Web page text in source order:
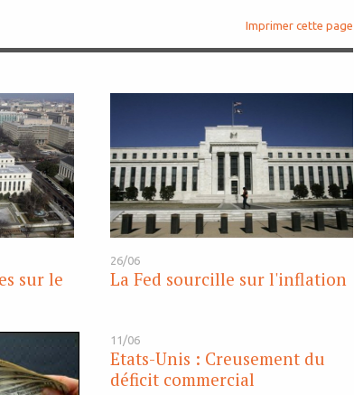
Imprimer cette page
sur le
26/06
La Fed sourcille sur l'inflation
11/06
Etats-Unis : Creusement du
déficit commercial